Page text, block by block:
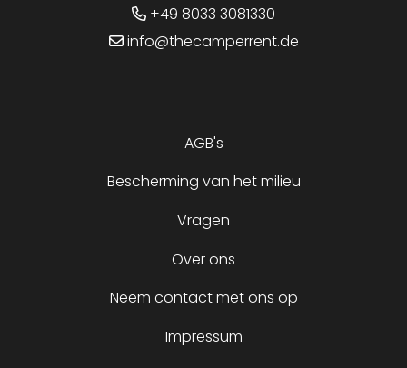
+49 8033 3081330
info@thecamperrent.de
AGB's
Bescherming van het milieu
Vragen
Over ons
Neem contact met ons op
Impressum